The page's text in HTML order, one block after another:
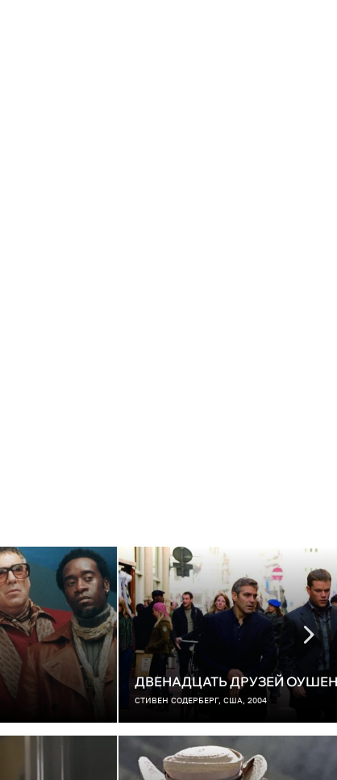
ДВЕНАДЦАТЬ ДРУЗЕЙ
СТИВЕН СОДЕРБЕРГ, США, 2004